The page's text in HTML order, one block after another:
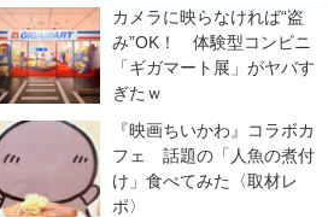
カメラに映らなければ“盗
み”OK！ 体験型コンビニ
「ギガマート展」がヤバす
ぎたｗ
『映画ちいかわ』コラボカ
フェ 話題の「人魚の煮付
け」食べてみた〈取材レ
ポ〉